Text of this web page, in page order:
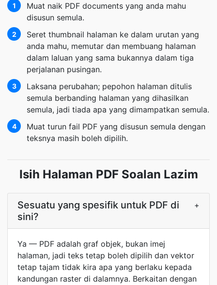
1
Muat naik PDF documents yang anda mahu
disusun semula.
2
Seret thumbnail halaman ke dalam urutan yang
anda mahu, memutar dan membuang halaman
dalam laluan yang sama bukannya dalam tiga
perjalanan pusingan.
3
Laksana perubahan; pepohon halaman ditulis
semula berbanding halaman yang dihasilkan
semula, jadi tiada apa yang dimampatkan semula.
4
Muat turun fail PDF yang disusun semula dengan
teksnya masih boleh dipilih.
Isih Halaman PDF Soalan Lazim
Sesuatu yang spesifik untuk PDF di
sini?
+
Ya — PDF adalah graf objek, bukan imej
halaman, jadi teks tetap boleh dipilih dan vektor
tetap tajam tidak kira apa yang berlaku kepada
kandungan raster di dalamnya. Berkaitan dengan